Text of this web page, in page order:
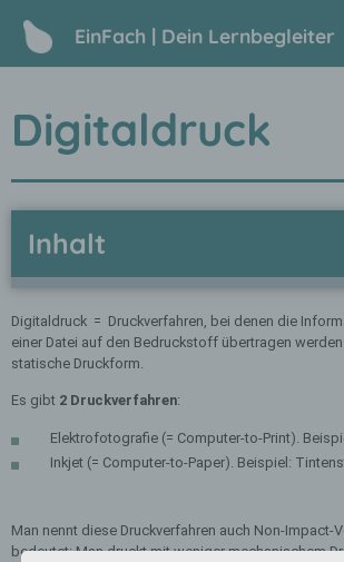
EinFach | Dein Lernbegleiter
Digitaldruck
Digitaldruck = Druckverfahren, bei denen die
einer Datei auf den Bedruckstoff übertragen
statische Druckform.
Es gibt 2 Druckverfahren:
Elektrofotografie (= Computer-to-Print).
Inkjet (= Computer-to-Paper). Beispiel:
Man nennt diese Druckverfahren auch Non-Impact-
bedeutet: Man druckt mit weniger mechanischem
Inhalt